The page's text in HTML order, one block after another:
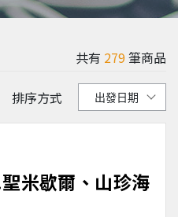
共有 279筆商品
排序方式
米歇爾、山珍海